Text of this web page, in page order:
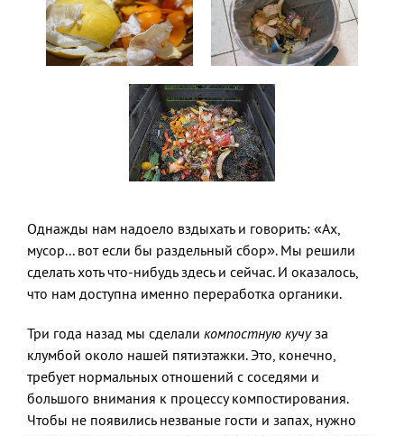
Однажды нам надоело вздыхать и говорить: «Ах,
мусор... вот если бы раздельный сбор». Мы решили
сделать хоть что-нибудь здесь и сейчас. И оказалось,
что нам доступна именно переработка органики.
Три года назад мы сделали компостную кучуза
клумбой около нашей пятиэтажки. Это, конечно,
требует нормальных отношений с соседями и
большого внимания к процессу компостирования.
Чтобы не появились незваные гости и запах, нужно